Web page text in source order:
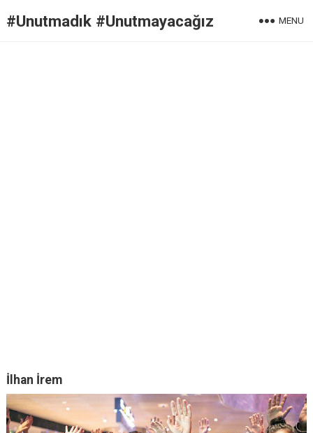
#Unutmadık #Unutmayacağız MENU
İlhan İrem